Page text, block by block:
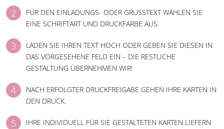
FÜR DEN EINLADUNGS- ODER GRUSSTEXT WÄHLEN SIE
EINE SCHRIFTART UND DRUCKFARBE AUS.
LADEN SIE IHREN TEXT HOCH ODER GEBEN SIE DIESEN IN
DAS VORGESEHENE FELD EIN – DIE RESTLICHE
GESTALTUNG ÜBERNEHMEN WIR!
NACH ERFOLGTER DRUCKFREIGABE GEHEN IHRE KARTEN IN
DEN DRUCK.
IHRE INDIVIDUELL FÜR SIE GESTALTETEN KARTEN LIEFERN